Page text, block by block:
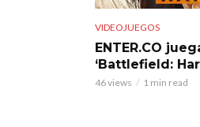
VIDEOJUEGOS
ENTER.CO
‘Battlefield:
46 views 1 min read